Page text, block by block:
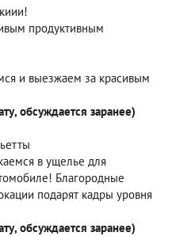
продуктивным
и выезжаем за красивым
обсуждается заранее)
в ущелье для
Благородные
подарят кадры уровня
обсуждается заранее)